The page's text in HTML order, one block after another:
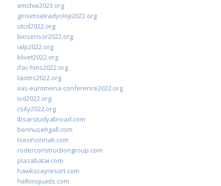
emchie2023.org
girisimselradyoloji2022.org
utcd2022.org
biosensor2022.org
ialp2022.org
klivet2022.org
ifac-hms2022.org
taoms2022.org
iias-euromena-conference2022.org
ivd2022.org
csity2022.org
ibsarstudyabroad.com
bennusehgall.com
tsecincinnati.com
roderconstructiongroup.com
plazabatai.com
hawkscayresort.com
hellonquads.com